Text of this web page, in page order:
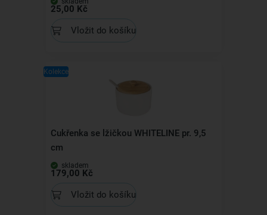
25,00 Kč
Vložit do košíku
Kolekce
Cukřenka se lžičkou WHITELINE pr. 9,5
cm
skladem
179,00 Kč
Vložit do košíku